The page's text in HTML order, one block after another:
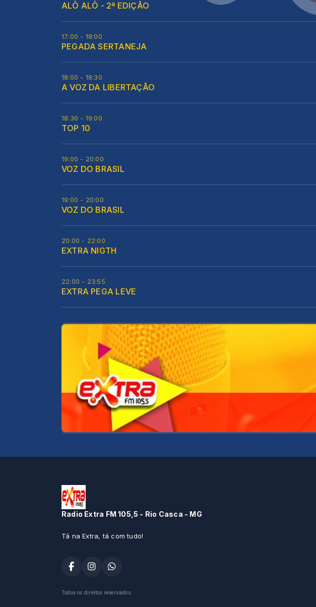
ALÔ ALÔ - 2ª EDIÇÃO
17:00 - 18:00
PEGADA SERTANEJA
18:00 - 18:30
A VOZ DA LIBERTAÇÃO
18:30 - 19:00
TOP 10
19:00 - 20:00
VOZ DO BRASIL
19:00 - 20:00
VOZ DO BRASIL
20:00 - 22:00
EXTRA NIGTH
22:00 - 23:55
EXTRA PEGA LEVE
Radio Extra FM 105,5 - Rio Casca - MG
Tá na Extra, tá com tudo!
Todos os direitos reservados.